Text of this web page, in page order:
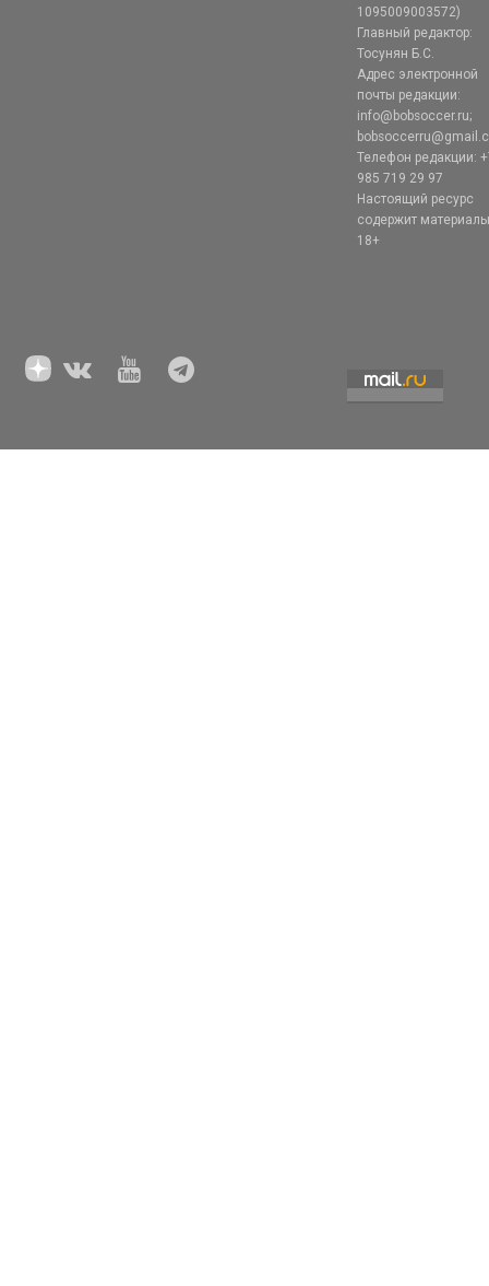
1095009003572)
Главный редактор:
Тосунян Б.С.
Адрес электронной
почты редакции:
info@bobsoccer.ru;
Телефон редакции:
985 719 29 97
Настоящий ресурс
содержит
18+